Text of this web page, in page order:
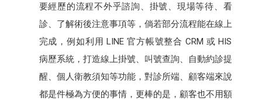
要經歷的流程不外乎諮詢、掛號、現場等待、看
診、了解術後注意事項等，倘若部分流程能在線上
完成，例如利用 LINE 官方帳號整合 CRM 或 HIS
病歷系統，打造線上掛號、叫號查詢、自動約診提
醒、個人衛教須知等功能，對診所端、顧客端來說
都是件極為方便的事情，更棒的是，顧客也不用額